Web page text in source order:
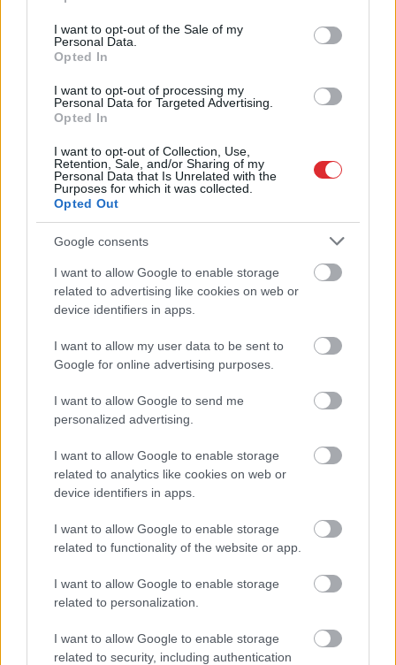
use your data for below specified purposes in below Google
consent section.
I want to opt-out of the Sale of my
Personal Data.
Opted In
I want to opt-out of processing my
Personal Data for Targeted Advertising.
Opted In
I want to opt-out of Collection, Use,
Retention, Sale, and/or Sharing of my
Personal Data that Is Unrelated with the
Purposes for which it was collected.
Opted Out
Google consents
I want to allow Google to enable storage
related to advertising like cookies on web or
device identifiers in apps.
I want to allow my user data to be sent to
Google for online advertising purposes.
I want to allow Google to send me
personalized advertising.
I want to allow Google to enable storage
related to analytics like cookies on web or
device identifiers in apps.
I want to allow Google to enable storage
related to functionality of the website or app.
I want to allow Google to enable storage
related to personalization.
I want to allow Google to enable storage
related to security, including authentication
“Tāsanāca, ka iemīlējās
divi cilvēki ar lielu gadu
starpību,” Linda Kalniņa
pirmo reizi publiski
apstiprina laulību ar
Džilindžeru
LASĪTĀKIE
nestrīdēties: viņi vienmēr atradīs veidu,
kā pamatīgi atriebties
Astroloģeizceļ 3 zodiaka zīmes, kurām ir
cilvēkiem
Masks atsakās no vienošanās ar Zelenski;
atklājas, par ko viņiem ir nopietnas
nesaskaņas
“Manpat neomulīgi palika!” Sēņotāja
mežā uziet ļoti biedējošu vietu
Ārsti nosauc četrus augļus ar kuru ēšanu
aizrauties
Atcelt Ziņot